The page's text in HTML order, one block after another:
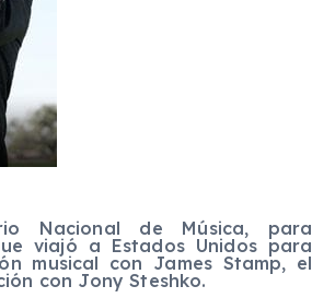
Nacional de Música, para
viajó a Estados Unidos para
musical con James Stamp, el
con Jony Steshko.